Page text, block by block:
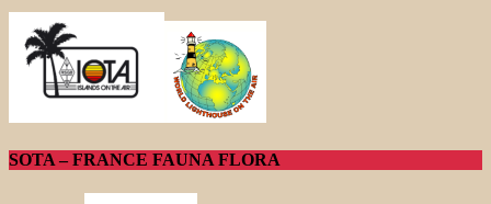
SOTA – FRANCE FAUNA FLORA